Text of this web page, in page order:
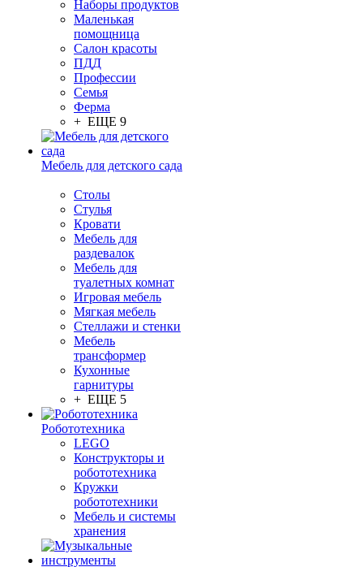
Наборы продуктов
Маленькая
помощница
Салон красоты
ПДД
Профессии
Семья
Ферма
+ ЕЩЕ 9
Мебель для детского сада
Столы
Cтулья
Кровати
Мебель для
раздевалок
Мебель для
туалетных комнат
Игровая мебель
Мягкая мебель
Стеллажи и стенки
Мебель
трансформер
Кухонные
гарнитуры
+ ЕЩЕ 5
Робототехника
LEGO
Конструкторы и
робототехника
Кружки
робототехники
Мебель и системы
хранения